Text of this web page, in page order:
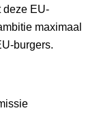
deze EU-
maximaal
burgers.